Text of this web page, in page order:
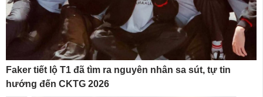
Faker tiết lộ T1 đã tìm ra nguyên nhân sa sút, tự tin
hướng đến CKTG 2026